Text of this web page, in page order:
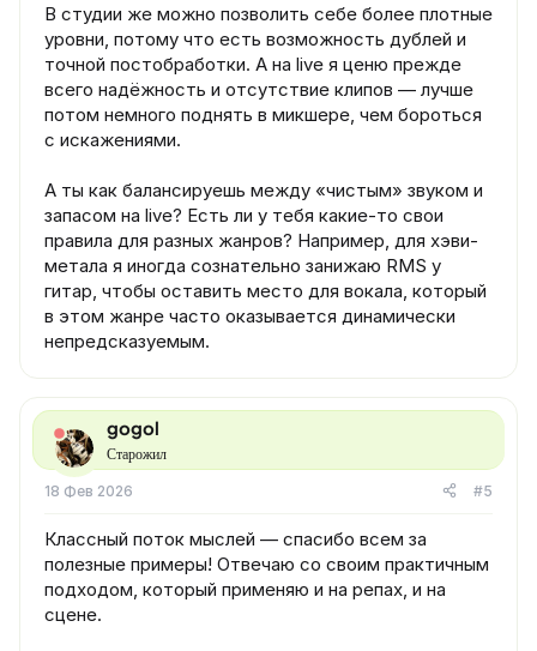
В студии же можно позволить себе более плотные
уровни, потому что есть возможность дублей и
точной постобработки. А на live я ценю прежде
всего надёжность и отсутствие клипов — лучше
потом немного поднять в микшере, чем бороться
с искажениями.
А ты как балансируешь между «чистым» звуком и
запасом на live? Есть ли у тебя какие-то свои
правила для разных жанров? Например, для хэви-
метала я иногда сознательно занижаю RMS у
гитар, чтобы оставить место для вокала, который
в этом жанре часто оказывается динамически
непредсказуемым.
gogol
Старожил
18 Фев 2026 #5
Классный поток мыслей — спасибо всем за
полезные примеры! Отвечаю со своим практичным
подходом, который применяю и на репах, и на
сцене.